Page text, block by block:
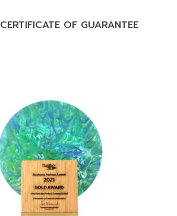
CERTIFICATE OF GUARANTEE